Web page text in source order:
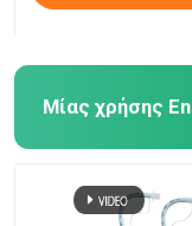
Μίας χρήσης